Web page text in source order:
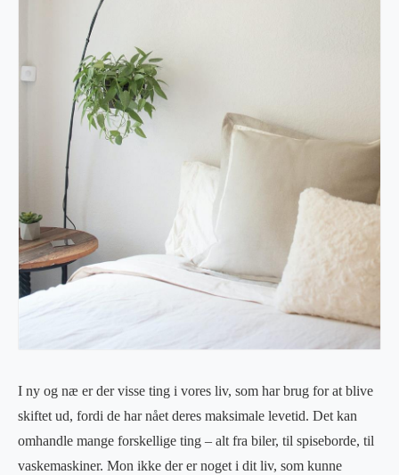
I ny og næ er der visse ting i vores liv, som har brug for at blive
skiftet ud, fordi de har nået deres maksimale levetid. Det kan
omhandle mange forskellige ting – alt fra biler, til spiseborde, til
vaskemaskiner. Mon ikke der er noget i dit liv, som kunne